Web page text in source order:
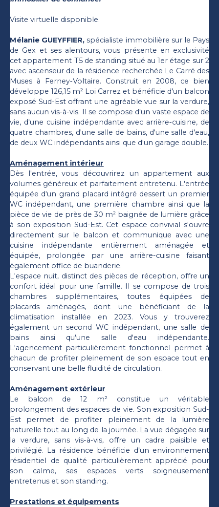
Visite virtuelle disponible.
Mélanie GUEYFFIER, spécialiste immobilière sur le Pays
de Gex et ses alentours, vous présente en exclusivité
cet appartement T5 de standing situé au 1er étage sur 2
avec ascenseur de la résidence recherchée Le Carré des
Muses à Ferney-Voltaire. Construit en 2008, ce bien
développe 126,15 m² Loi Carrez et bénéficie d'un balcon
exposé Sud-Est offrant une agréable vue sur la verdure,
sans aucun vis-à-vis. Il se compose d'un vaste espace de
vie, d'une cuisine indépendante avec arrière-cuisine, de
quatre chambres, d'une salle de bains, d'une salle d'eau,
de deux WC indépendants ainsi que d'un garage double.
Aménagement intérieur
Dès l'entrée, vous découvrirez un appartement aux
volumes généreux et parfaitement entretenu. L'entrée
équipée d'un grand placard intégré dessert un premier
WC indépendant, une première chambre ainsi que la
pièce de vie de près de 30 m² baignée de lumière grâce
à son exposition Sud-Est. Cet espace convivial s'ouvre
directement sur le balcon et communique avec une
cuisine indépendante entièrement aménagée et
équipée, prolongée par une arrière-cuisine faisant
également office de buanderie.
L'espace nuit, distinct des pièces de réception, offre un
confort idéal pour une famille. Il se compose de trois
chambres supplémentaires, toutes équipées de
placards aménagés, dont une bénéficiant de la
climatisation installée en 2023. Vous y trouverez
également un second WC indépendant, une salle de
bains ainsi qu'une salle d'eau indépendante.
L'agencement particulièrement fonctionnel permet à
chacun de profiter pleinement de son espace tout en
conservant une belle fluidité de circulation.
Aménagement extérieur
Le balcon de 12 m² constitue un véritable
prolongement des espaces de vie. Son exposition Sud-
Est permet de profiter pleinement de la lumière
naturelle tout au long de la journée. La vue dégagée sur
la verdure, sans vis-à-vis, offre un cadre paisible et
privilégié. La résidence bénéficie d'un environnement
résidentiel de qualité particulièrement apprécié pour
son calme, ses espaces verts soigneusement
entretenus et son standing.
Prestations et équipements